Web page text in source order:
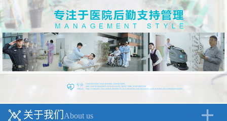
关于我们 About us